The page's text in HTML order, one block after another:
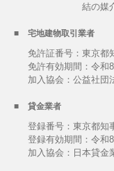
結の媒
宅地建物取引業者
免許証番号：東京都
免許有効期間：令和
加入協会：公益社団
貸金業者
登録番号：東京都知
登録有効期間：令和
加入協会：日本貸